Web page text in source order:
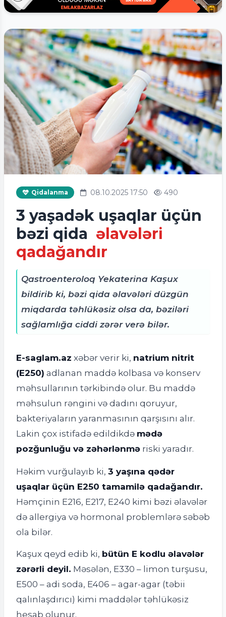
Qidalanma 08.10.2025 17:50 490
3 yaşadək uşaqlar üçün
bəzi qida əlavələri
qadağandır
Qastroenteroloq Yekaterina Kaşux
bildirib ki, bəzi qida əlavələri düzgün
miqdarda təhlükəsiz olsa da, bəziləri
sağlamlığa ciddi zərər verə bilər.
E-saglam.az xəbər verir ki, natrium nitrit
(E250) adlanan maddə kolbasa və konserv
məhsullarının tərkibində olur. Bu maddə
məhsulun rəngini və dadını qoruyur,
bakteriyaların yaranmasının qarşısını alır.
Lakin çox istifadə edildikdə mədə
pozğunluğu və zəhərlənmə riski yaradır.
Həkim vurğulayıb ki, 3 yaşına qədər
uşaqlar üçün E250 tamamilə qadağandır.
Həmçinin E216, E217, E240 kimi bəzi əlavələr
də allergiya və hormonal problemlərə səbəb
ola bilər.
Kaşux qeyd edib ki, bütün E kodlu əlavələr
zərərli deyil. Məsələn, E330 – limon turşusu,
E500 – adi soda, E406 – agar-agar (təbii
qalınlaşdırıcı) kimi maddələr təhlükəsiz
hesab olunur.